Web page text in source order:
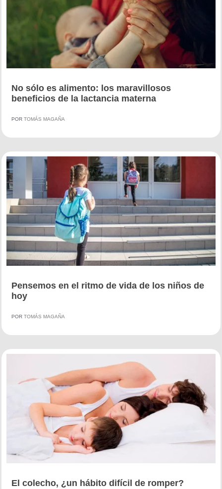
No sólo es alimento: los maravillosos
beneficios de la lactancia materna
POR TOMÁS MAGAÑA
Pensemos en el ritmo de vida de los niños de
hoy
POR TOMÁS MAGAÑA
El colecho, ¿un hábito difícil de romper?